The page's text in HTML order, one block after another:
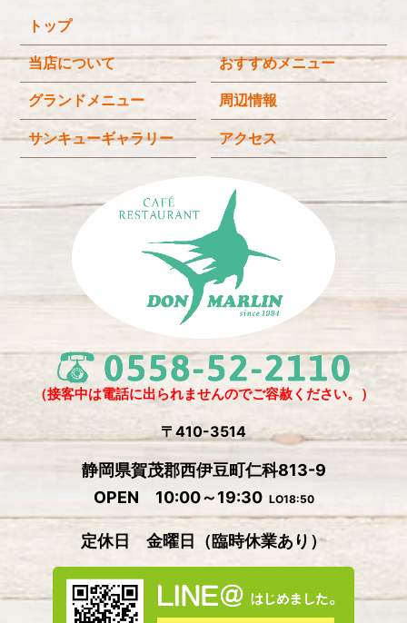
2025年9月(3)
2025年8月(4)
2025年6月(3)
2025年4月
(2)
2025年3月
(2)
2025年2月
(6)
2024年12月
(1)
2024年11月
2024年10月(1)
2024年9月(5)
2024年8月
2024年6月
(4)
2024年5月(4)
2024年4月 (2)
2024年3月(5)
2024年2月(3)
トップ
当店について おすすめメニュー
グランドメニュー 周辺情報
サンキューギャラリー アクセス
（接客中は電話に出られませんのでご容赦ください。）
〒410-3514
静岡県賀茂郡西伊豆町仁科813-9
OPEN 10:00～19:30 LO18:50
定休日 金曜日 （臨時休業あり）